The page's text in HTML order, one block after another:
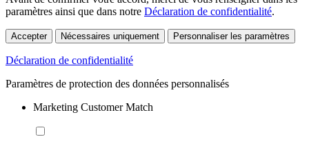
paramètres ainsi que dans notre Déclaration de confidentialité.
Accepter Nécessaires uniquement Personnaliser les paramètres
Déclaration de confidentialité
Paramètres de protection des données personnalisés
Marketing Customer Match